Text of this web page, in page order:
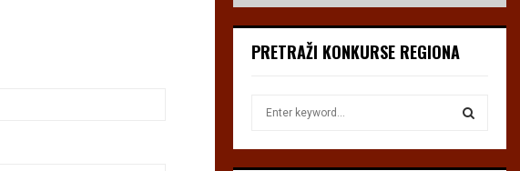
PRETRAŽI KONKURSE REGIONA
S